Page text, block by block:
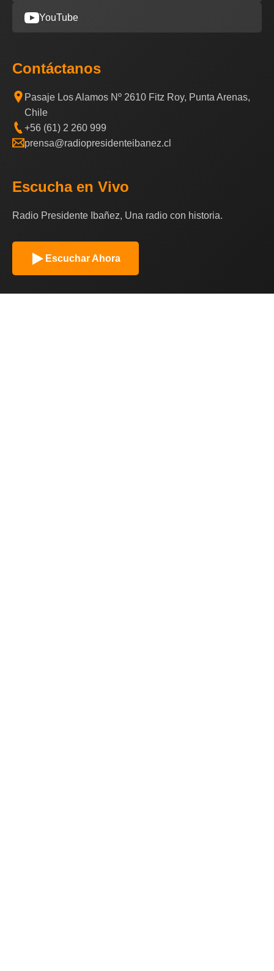
YouTube
Contáctanos
Pasaje Los Alamos Nº 2610 Fitz Roy, Punta Arenas,
Chile
+56 (61) 2 260 999
prensa@radiopresidenteibanez.cl
Escucha en Vivo
Radio Presidente Ibañez, Una radio con historia.
Escuchar Ahora